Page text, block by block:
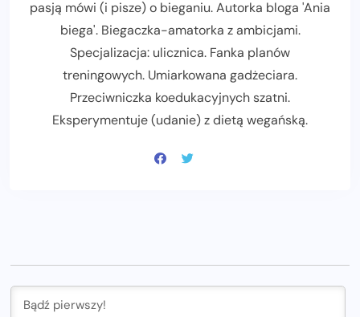
pasją mówi (i pisze) o bieganiu. Autorka bloga 'Ania
biega'. Biegaczka-amatorka z ambicjami.
Specjalizacja: ulicznica. Fanka planów
treningowych. Umiarkowana gadżeciara.
Przeciwniczka koedukacyjnych szatni.
Eksperymentuje (udanie) z dietą wegańską.